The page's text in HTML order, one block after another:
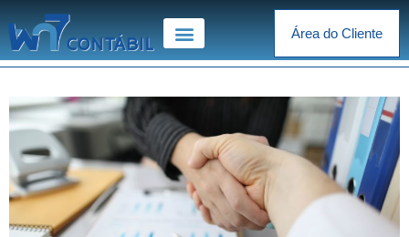
Área do Cliente